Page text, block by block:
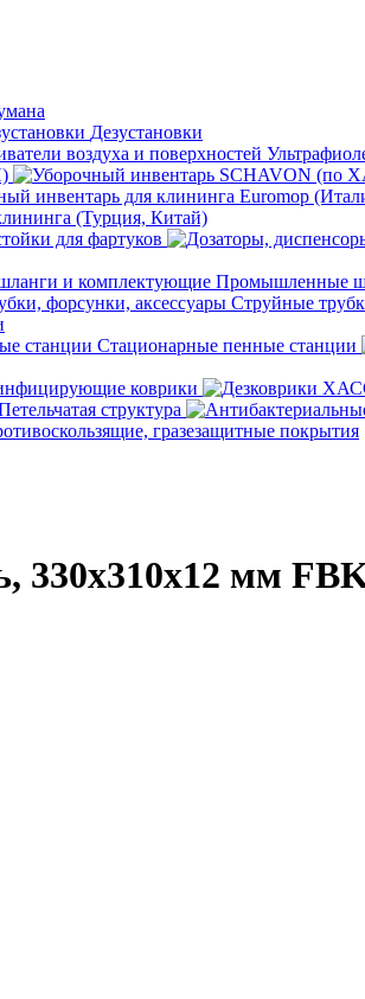
Дезустановки
(Турция, Китай)
для фартуков
Промышленные
Струйные
Стационарные пенные станции
коврики
структура
гразезащитные покрытия
330х310х12 мм